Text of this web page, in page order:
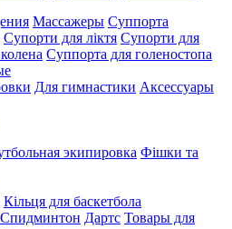
Массажеры Суппорта
Супорти для ліктя Супорти для
Суппорта для голеностопа
Для гимнастики Аксессуары
экипировка Фішки та
Кільця для баскетбола
Дартс Товары для